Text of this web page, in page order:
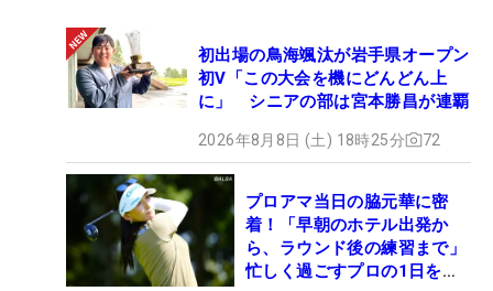
初出場の鳥海颯汰が岩手県オープン
初V「この大会を機にどんどん上
に」 シニアの部は宮本勝昌が連覇
2026年8月8日 (土) 18時25分 72
プロアマ当日の脇元華に密
着！「早朝のホテル出発か
ら、ラウンド後の練習まで」
忙しく過ごすプロの1日を公